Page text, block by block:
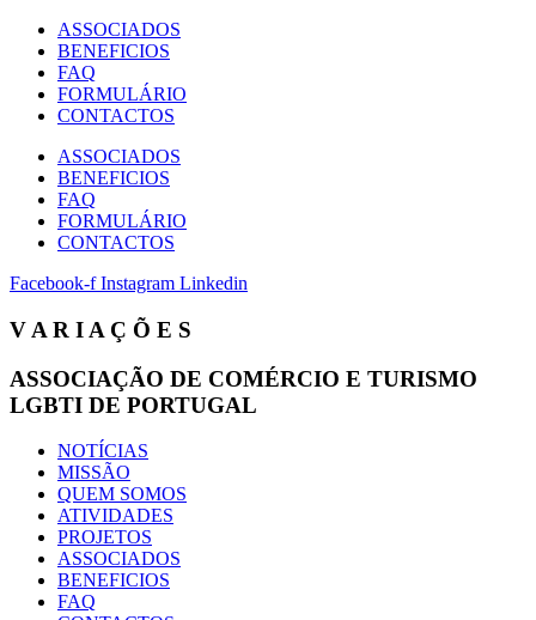
ASSOCIADOS
BENEFICIOS
FAQ
FORMULÁRIO
CONTACTOS
ASSOCIADOS
BENEFICIOS
FAQ
FORMULÁRIO
CONTACTOS
Facebook-f Instagram Linkedin
V A R I A Ç Õ E S
ASSOCIAÇÃO DE COMÉRCIO E TURISMO
LGBTI DE PORTUGAL
NOTÍCIAS
MISSÃO
QUEM SOMOS
ATIVIDADES
PROJETOS
ASSOCIADOS
BENEFICIOS
FAQ